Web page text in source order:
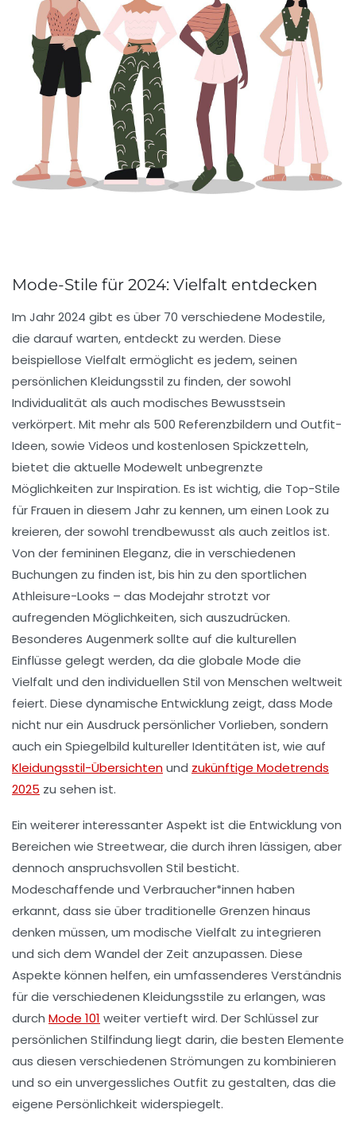
Mode-Stile für 2024: Vielfalt entdecken
Im Jahr 2024 gibt es über 70 verschiedene Modestile,
die darauf warten, entdeckt zu werden. Diese
beispiellose Vielfalt ermöglicht es jedem, seinen
persönlichen Kleidungsstil zu finden, der sowohl
Individualität als auch modisches Bewusstsein
verkörpert. Mit mehr als 500 Referenzbildern und Outfit-
Ideen, sowie Videos und kostenlosen Spickzetteln,
bietet die aktuelle Modewelt unbegrenzte
Möglichkeiten zur Inspiration. Es ist wichtig, die Top-Stile
für Frauen in diesem Jahr zu kennen, um einen Look zu
kreieren, der sowohl trendbewusst als auch zeitlos ist.
Von der femininen Eleganz, die in verschiedenen
Buchungen zu finden ist, bis hin zu den sportlichen
Athleisure-Looks – das Modejahr strotzt vor
aufregenden Möglichkeiten, sich auszudrücken.
Besonderes Augenmerk sollte auf die kulturellen
Einflüsse gelegt werden, da die globale Mode die
Vielfalt und den individuellen Stil von Menschen weltweit
feiert. Diese dynamische Entwicklung zeigt, dass Mode
nicht nur ein Ausdruck persönlicher Vorlieben, sondern
auch ein Spiegelbild kultureller Identitäten ist, wie auf
Kleidungsstil-Übersichtenund zukünftige Modetrends
2025 zu sehen ist.
Ein weiterer interessanter Aspekt ist die Entwicklung von
Bereichen wie Streetwear, die durch ihren lässigen, aber
dennoch anspruchsvollen Stil besticht.
Modeschaffende und Verbraucher*innen haben
erkannt, dass sie über traditionelle Grenzen hinaus
denken müssen, um modische Vielfalt zu integrieren
und sich dem Wandel der Zeit anzupassen. Diese
Aspekte können helfen, ein umfassenderes Verständnis
für die verschiedenen Kleidungsstile zu erlangen, was
durch Mode 101 weiter vertieft wird. Der Schlüssel zur
persönlichen Stilfindung liegt darin, die besten Elemente
aus diesen verschiedenen Strömungen zu kombinieren
und so ein unvergessliches Outfit zu gestalten, das die
eigene Persönlichkeit widerspiegelt.